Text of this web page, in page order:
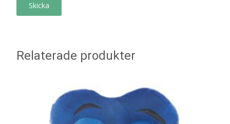
Relaterade produkter